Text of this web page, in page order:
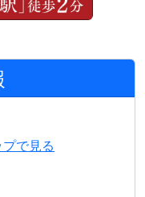
で見る